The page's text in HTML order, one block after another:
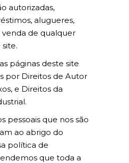
autorizadas,
alugueres,
venda de qualquer
páginas deste site
por Direitos de Autor
e Direitos da
pessoais que nos são
ao abrigo do
política de
que toda a